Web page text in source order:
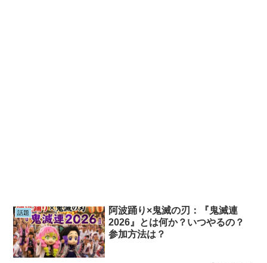
話題
阿波踊り×鬼滅の刃：『鬼滅連
2026』とは何か？いつやるの？
参加方法は？